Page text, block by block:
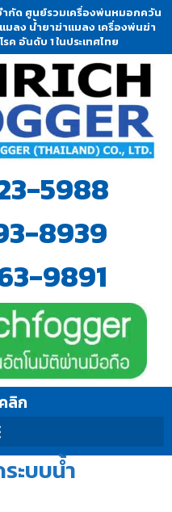
ำกัด ศูนย์รวมเครื่องพ่นหมอกควัน
มลง น้ำยาฆ่าแมลง เครื่องพ่นฆ่า
ค อันดับ 1 ในประเทศไทย
5988
8939
9891
ลิก
ะบบน้ำ